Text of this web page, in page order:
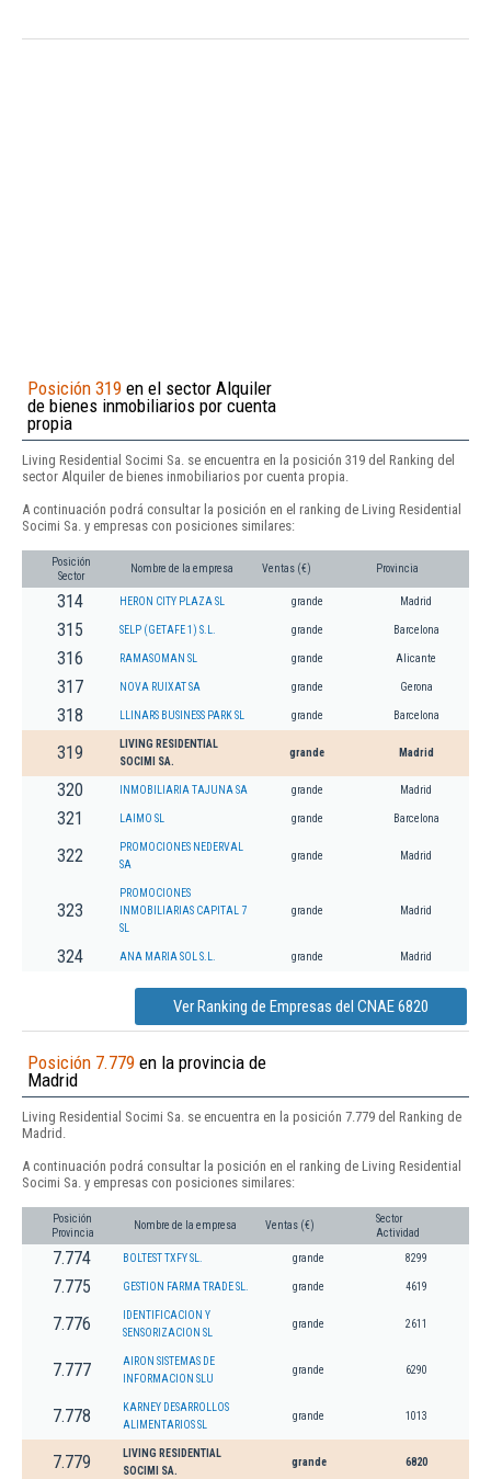
Posición 319 en el sector Alquiler
de bienes inmobiliarios por cuenta
propia
Living Residential Socimi Sa. se encuentra en la posición 319 del Ranking del
sector Alquiler de bienes inmobiliarios por cuenta propia.
A continuación podrá consultar la posición en el ranking de Living Residential
Socimi Sa. y empresas con posiciones similares:
Posición
Sector
Nombre de la empresa Ventas (€) Provincia
314 HERON CITY PLAZA SL grande Madrid
315 SELP (GETAFE 1) S.L. grande Barcelona
316 RAMASOMAN SL grande Alicante
317 NOVA RUIXAT SA grande Gerona
318 LLINARS BUSINESS PARK SL grande Barcelona
319
LIVING RESIDENTIAL
SOCIMI SA.
grande Madrid
320 INMOBILIARIA TAJUNA SA grande Madrid
321 LAIMO SL grande Barcelona
322
PROMOCIONES NEDERVAL
SA
grande Madrid
323
PROMOCIONES
INMOBILIARIAS CAPITAL 7
SL
grande Madrid
324 ANA MARIA SOL S.L. grande Madrid
Ver Ranking de Empresas del CNAE 6820
Posición 7.779 en la provincia de
Madrid
Living Residential Socimi Sa. se encuentra en la posición 7.779 del Ranking de
Madrid.
A continuación podrá consultar la posición en el ranking de Living Residential
Socimi Sa. y empresas con posiciones similares:
Posición
Provincia
Nombre de la empresa Ventas (€)
Sector
Actividad
7.774 BOLTEST TXFY SL. grande 8299
7.775 GESTION FARMA TRADE SL. grande 4619
7.776
IDENTIFICACION Y
SENSORIZACION SL
grande 2611
7.777
AIRON SISTEMAS DE
INFORMACION SLU
grande 6290
7.778
KARNEY DESARROLLOS
ALIMENTARIOS SL
grande 1013
7.779
LIVING RESIDENTIAL
SOCIMI SA.
grande 6820